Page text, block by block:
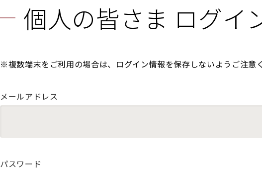
個人の皆さま ログイ
※複数端末をご利用の場合は、ログイン情報を保存しないようご注意
メールアドレス
パスワード